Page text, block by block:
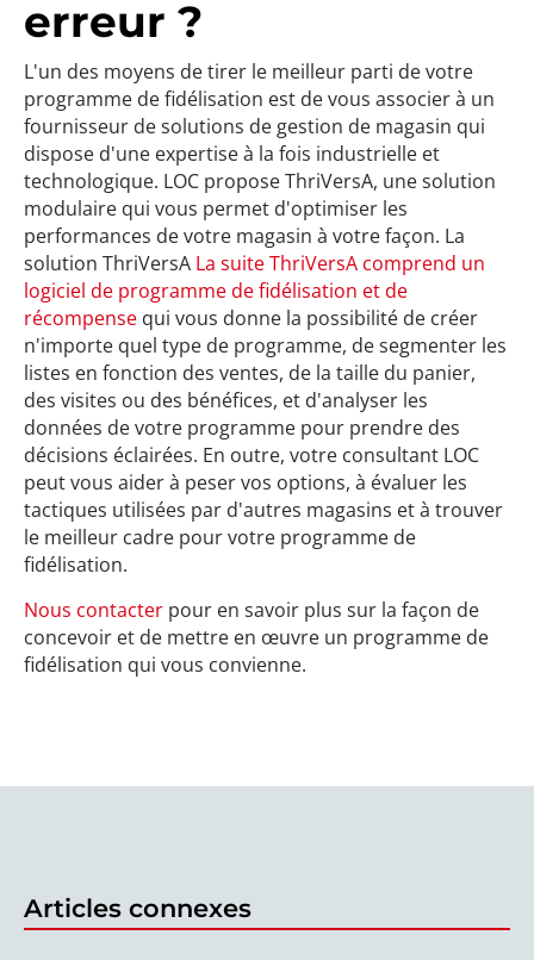
erreur ?
L'un des moyens de tirer le meilleur parti de votre
programme de fidélisation est de vous associer à un
fournisseur de solutions de gestion de magasin qui
dispose d'une expertise à la fois industrielle et
technologique. LOC propose ThriVersA, une solution
modulaire qui vous permet d'optimiser les
performances de votre magasin à votre façon. La
solution ThriVersA La suite ThriVersA comprend un
logiciel de programme de fidélisation et de
récompense qui vous donne la possibilité de créer
n'importe quel type de programme, de segmenter les
listes en fonction des ventes, de la taille du panier,
des visites ou des bénéfices, et d'analyser les
données de votre programme pour prendre des
décisions éclairées. En outre, votre consultant LOC
peut vous aider à peser vos options, à évaluer les
tactiques utilisées par d'autres magasins et à trouver
le meilleur cadre pour votre programme de
fidélisation.
Nous contacter pour en savoir plus sur la façon de
concevoir et de mettre en œuvre un programme de
fidélisation qui vous convienne.
Articles connexes